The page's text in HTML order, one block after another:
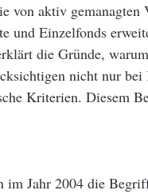
von aktiv
und Einzelfonds
die Gründe,
nicht nur
Kriterien. Diesem
im Jahr 2004 die